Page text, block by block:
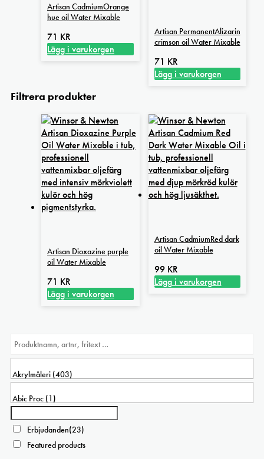
Artisan CadmiumOrange
hue oil Water Mixable
71 KR
Lägg i varukorgen
Artisan PermanentAlizarin
crimson oil Water Mixable
71 KR
Lägg i varukorgen
Artisan Dioxazine purple
oil Water Mixable
71 KR
Lägg i varukorgen
Artisan CadmiumRed dark
oil Water Mixable
99 KR
Lägg i varukorgen
Filtrera produkter
Erbjudanden(23)
Featured products